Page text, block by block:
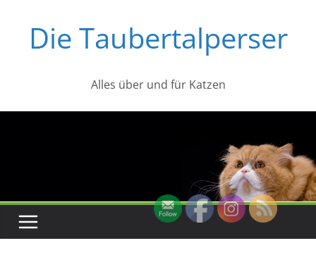
springenDie Taubertalperser
Alles über und für Katzen